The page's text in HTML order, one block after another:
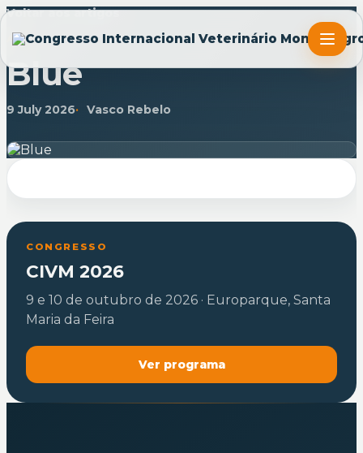
Voltar aos artigos
ARTIGO
Blue
9 July 2026 Vasco Rebelo
CONGRESSO
CIVM 2026
9 e 10 de outubro de 2026 · Europarque, Santa
Maria da Feira
Ver programa